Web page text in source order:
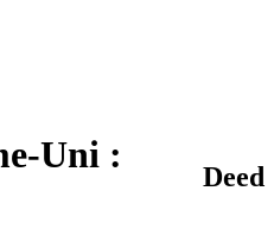
Uni :
Deed